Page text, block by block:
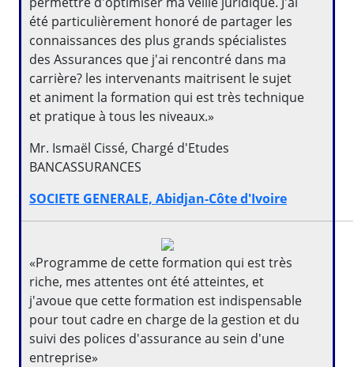
été particulièrement honoré de partager les
connaissances des plus grands spécialistes
des Assurances que j'ai rencontré dans ma
carrière? les intervenants maitrisent le sujet
et animent la formation qui est très technique
et pratique à tous les niveaux.»
Mr. Ismaël Cissé, Chargé d'Etudes
BANCASSURANCES
SOCIETE GENERALE, Abidjan-Côte d'Ivoire
«Programme de cette formation qui est très
riche, mes attentes ont été atteintes, et
j'avoue que cette formation est indispensable
pour tout cadre en charge de la gestion et du
suivi des polices d'assurance au sein d'une
entreprise»